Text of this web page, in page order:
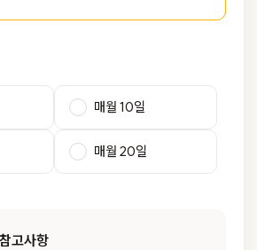
매월 10일
매월 20일
고사항